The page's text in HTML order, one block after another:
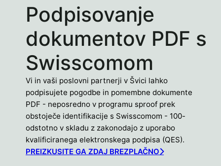
Podpisovanje
dokumentov PDF s
Swisscomom
Vi in vaši poslovni partnerji v Švici lahko
podpisujete pogodbe in pomembne dokumente
PDF - neposredno v programu sproof prek
obstoječe identifikacije s Swisscomom - 100-
odstotno v skladu z zakonodajo z uporabo
kvalificiranega elektronskega podpisa (QES).
PREIZKUSITE GA ZDAJ BREZPLAČNO